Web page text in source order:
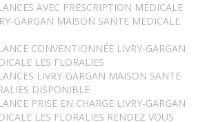
AVEC PRESCRIPTION MÉDICALE
GARGAN MAISON SANTE MEDICALE
CONVENTIONNÉE LIVRY-GARGAN
LES FLORALIES
LIVRY-GARGAN MAISON SANTE
DISPONIBLE
PRISE EN CHARGE LIVRY-GARGAN
LES FLORALIES RENDEZ VOUS